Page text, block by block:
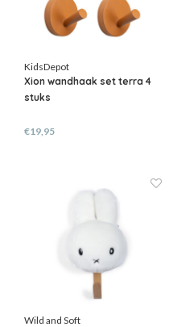
KidsDepot
Xion wandhaak set terra 4
stuks
€19,95
Wild and Soft